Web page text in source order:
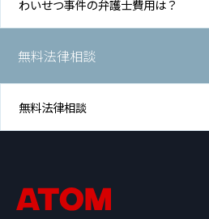
わいせつ事件の弁護士費用は？
無料法律相談
無料法律相談